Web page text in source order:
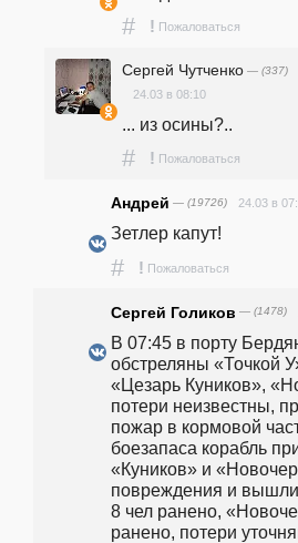
# ! Пожаловаться
Сергей Чутченко — (337)
24.03 в 08:10
... из осины?..
# ! Пожаловаться
Андрей — (19726) 24.03 в
Зетлер капут!
# ! Пожаловаться
Сергей Голиков — (1478)
В 07:45 в порту
обстреляны «Точкой
«Цезарь Куников»,
потери неизвестны,
пожар в кормовой
боезапаса корабль
«Куников» и
повреждения и
8 чел ранено,
ранено, потери